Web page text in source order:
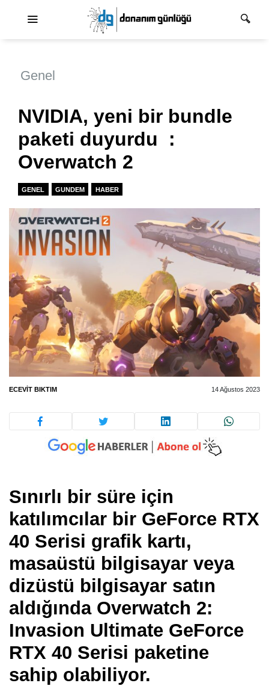
Genel
NVIDIA, yeni bir bundle
paketi duyurdu :
Overwatch 2
GENEL GUNDEM HABER
ECEVIT BIKTIM 14 Ağustos 2023
Sınırlı bir süre için
katılımcılar bir GeForce RTX
40 Serisi grafik kartı,
masaüstü bilgisayar veya
dizüstü bilgisayar satın
aldığında Overwatch 2:
Invasion Ultimate GeForce
RTX 40 Serisi paketine
sahip olabiliyor.